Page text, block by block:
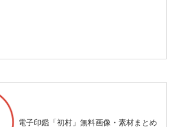
電子印鑑「初村」無料画像・素材まとめ